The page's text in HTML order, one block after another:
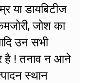
या डायबिटीज
जोश का
उन सभी
है ! तनाव न आने
स्थान